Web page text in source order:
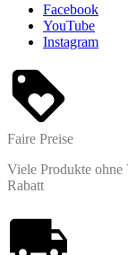
Facebook
YouTube
Instagram
Faire Preise
Viele Produkte ohne
Rabatt